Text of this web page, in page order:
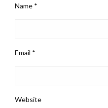
Name *
Email *
Website